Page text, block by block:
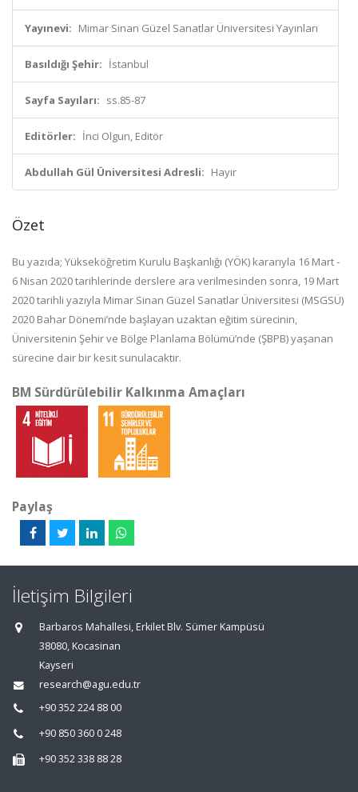
Yayınevi: Mimar Sinan Güzel Sanatlar Üniversitesi Yayınları
Basıldığı Şehir: İstanbul
Sayfa Sayıları: ss.85-87
Editörler: İnci Olgun, Editör
Abdullah Gül Üniversitesi Adresli: Hayır
Özet
Bu yazıda; Yükseköğretim Kurulu Başkanlığı (YÖK) kararıyla 16 Mart -
6 Nisan 2020 tarihlerinde derslere ara verilmesinden sonra, 19 Mart
2020 tarihli yazıyla Mimar Sinan Güzel Sanatlar Üniversitesi (MSGSÜ)
2020 Bahar Dönemi’nde başlayan uzaktan eğitim sürecinin,
Üniversitenin Şehir ve Bölge Planlama Bölümü’nde (ŞBPB) yaşanan
sürecine dair bir kesit sunulacaktır.
BM Sürdürülebilir Kalkınma Amaçları
Paylaş
İletişim Bilgileri
Barbaros Mahallesi, Erkilet Blv. Sümer Kampüsü
38080, Kocasinan
Kayseri
research@agu.edu.tr
+90 352 224 88 00
+90 850 360 0 248
+90 352 338 88 28